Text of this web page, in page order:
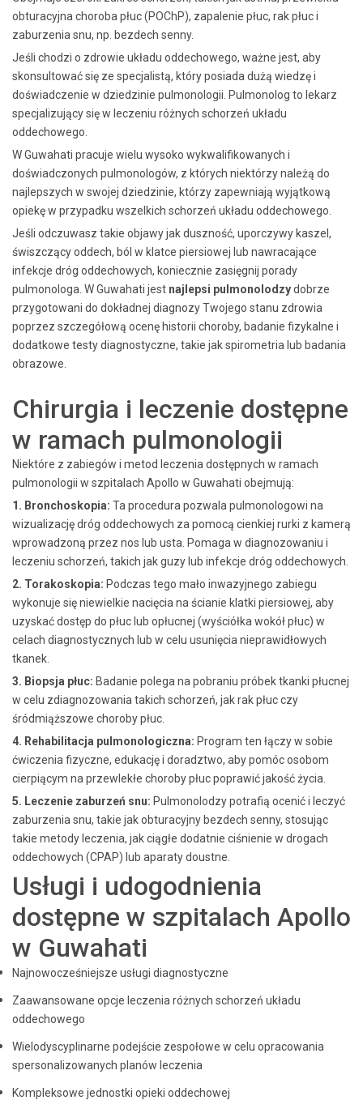
obturacyjna choroba płuc (POChP), zapalenie płuc, rak płuc i
zaburzenia snu, np. bezdech senny.
Jeśli chodzi o zdrowie układu oddechowego, ważne jest, aby
skonsultować się ze specjalistą, który posiada dużą wiedzę i
doświadczenie w dziedzinie pulmonologii. Pulmonolog to lekarz
specjalizujący się w leczeniu różnych schorzeń układu
oddechowego.
W Guwahati pracuje wielu wysoko wykwalifikowanych i
doświadczonych pulmonologów, z których niektórzy należą do
najlepszych w swojej dziedzinie, którzy zapewniają wyjątkową
opiekę w przypadku wszelkich schorzeń układu oddechowego.
Jeśli odczuwasz takie objawy jak duszność, uporczywy kaszel,
świszczący oddech, ból w klatce piersiowej lub nawracające
infekcje dróg oddechowych, koniecznie zasięgnij porady
pulmonologa. W Guwahati jest najlepsi pulmonolodzydobrze
przygotowani do dokładnej diagnozy Twojego stanu zdrowia
poprzez szczegółową ocenę historii choroby, badanie fizykalne i
dodatkowe testy diagnostyczne, takie jak spirometria lub badania
obrazowe.
Chirurgia i leczenie dostępne
w ramach pulmonologii
Niektóre z zabiegów i metod leczenia dostępnych w ramach
pulmonologii w szpitalach Apollo w Guwahati obejmują:
1. Bronchoskopia: Ta procedura pozwala pulmonologowi na
wizualizację dróg oddechowych za pomocą cienkiej rurki z kamerą
wprowadzoną przez nos lub usta. Pomaga w diagnozowaniu i
leczeniu schorzeń, takich jak guzy lub infekcje dróg oddechowych.
2. Torakoskopia: Podczas tego mało inwazyjnego zabiegu
wykonuje się niewielkie nacięcia na ścianie klatki piersiowej, aby
uzyskać dostęp do płuc lub opłucnej (wyściółka wokół płuc) w
celach diagnostycznych lub w celu usunięcia nieprawidłowych
tkanek.
3. Biopsja płuc: Badanie polega na pobraniu próbek tkanki płucnej
w celu zdiagnozowania takich schorzeń, jak rak płuc czy
śródmiąższowe choroby płuc.
4. Rehabilitacja pulmonologiczna: Program ten łączy w sobie
ćwiczenia fizyczne, edukację i doradztwo, aby pomóc osobom
cierpiącym na przewlekłe choroby płuc poprawić jakość życia.
5. Leczenie zaburzeń snu: Pulmonolodzy potrafią ocenić i leczyć
zaburzenia snu, takie jak obturacyjny bezdech senny, stosując
takie metody leczenia, jak ciągłe dodatnie ciśnienie w drogach
oddechowych (CPAP) lub aparaty doustne.
Usługi i udogodnienia
dostępne w szpitalach Apollo
w Guwahati
Najnowocześniejsze usługi diagnostyczne
Zaawansowane opcje leczenia różnych schorzeń układu
oddechowego
Wielodyscyplinarne podejście zespołowe w celu opracowania
spersonalizowanych planów leczenia
Kompleksowe jednostki opieki oddechowej